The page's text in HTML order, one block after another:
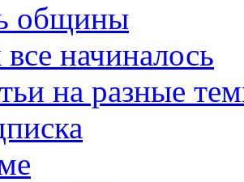
общины
начиналось
на разные